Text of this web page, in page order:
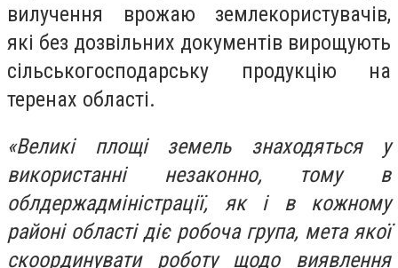
вилучення врожаю землекористувачів,
які без дозвільних документів вирощують
сільськогосподарську продукцію на
теренах області.
«Великі площі земель знаходяться у
використанні незаконно, тому в
облдержадміністрації, як і в кожному
районі області діє робоча група, мета якої
скоординувати роботу щодо виявлення